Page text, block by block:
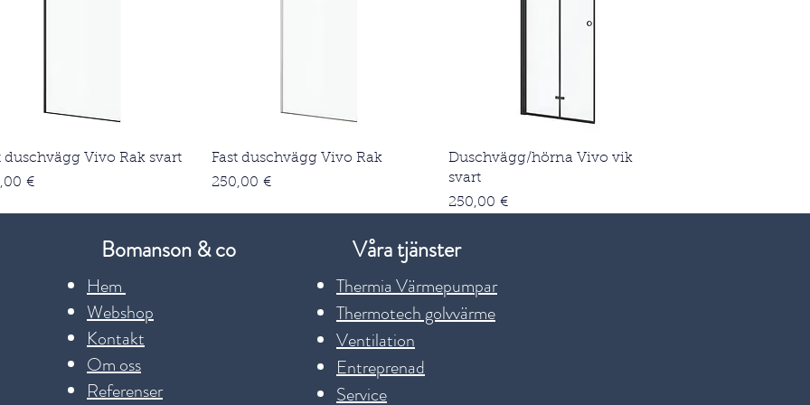
Snabbvisning
duschvägg Vivo Rak svart
€
Snabbvisning
Fast duschvägg Vivo Rak
Pris
250,00 €
Snabbvisning
Duschvägg/hörna Vivo vik
svart
Pris
250,00 €
Bomanson & co
Hem
Webshop
Kontakt
Om oss
Referenser
Våra tjänster
Thermia Värmepumpar
Thermotech golvvärme
Ventilation
Entreprenad
Service